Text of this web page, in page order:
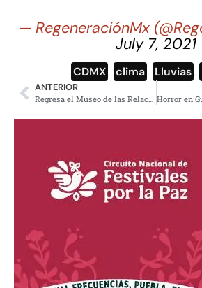
— RegeneraciónMx
July 7, 2021
CDMX clima Lluvias
ANTERIOR
Regresa el Museo de las Relaciones Rotas al MODO en la CDMX